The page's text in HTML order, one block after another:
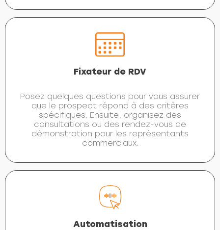
Fixateur de RDV
Posez quelques questions pour vous assurer
que le prospect répond à des critères
spécifiques. Ensuite, organisez des
consultations ou des rendez-vous de
démonstration pour les représentants
commerciaux.
Automatisation